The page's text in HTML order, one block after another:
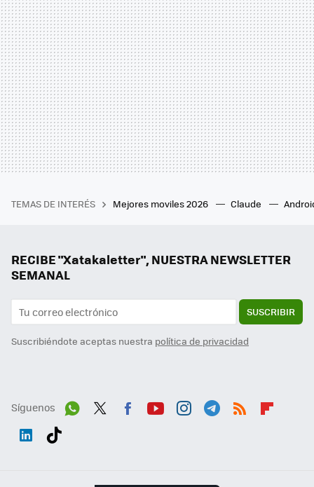
TEMAS DE INTERÉS Mejores moviles 2026 Claude
RECIBE "Xatakaletter", NUESTRA NEWSLETTER
SEMANAL
SUSCRIBIR
Suscribiéndote aceptas nuestra política de privacidad
Síguenos